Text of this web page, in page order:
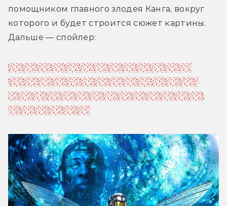
помощником главного злодея Канга, вокруг
которого и будет строится сюжет картины.
Дальше — спойлер:
МОДОК был реконструирован из тела и
мыслей главного злодея из первой части,
бывшего Жёлтого Жакета. Играет МОДОКа
опять Кори Столл.